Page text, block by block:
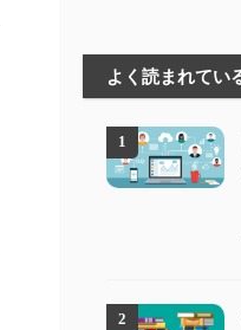
よく読まれてい
1
2